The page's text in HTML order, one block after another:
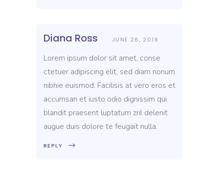
Diana Ross JUNE 26, 2018
Lorem ipsum dolor sit amet, conse
ctetuer adipiscing elit, sed diam nonum
nibhie euismod. Facilisis at vero eros et
accumsan et iusto odio dignissim qui
blandit praesent luptatum zril delenit
augue duis dolore te feugait nulla.
REPLY